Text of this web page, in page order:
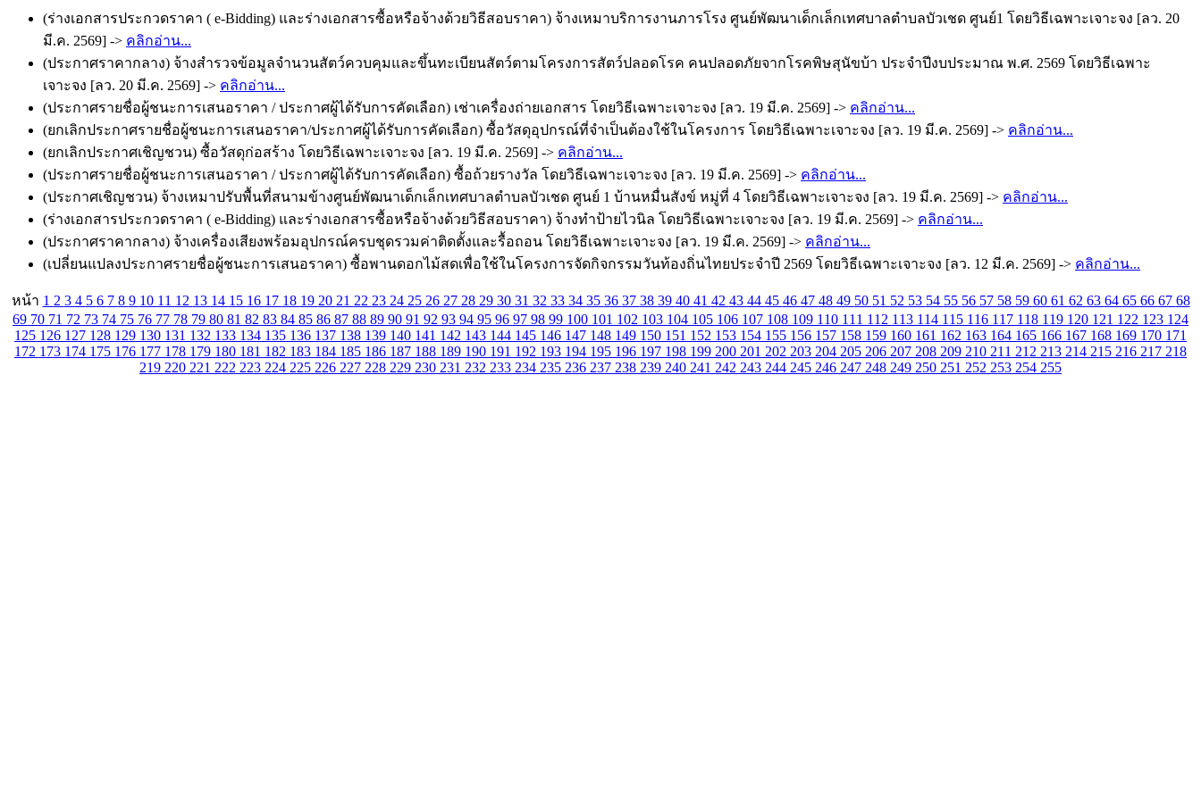
(ร่างเอกสารประกวดราคา ( e-Bidding) และร่างเอกสารซื้อหรือจ้างด้วยวิธีสอบราคา) จ้างเหมาบริการงานภารโรง ศูนย์พัฒนาเด็กเล็กเทศบาลตำบลบัวเชด ศูนย์1 โดยวิธีเฉพาะเจาะจง [ลว. 20
มี.ค. 2569] -> คลิกอ่าน...
(ประกาศราคากลาง) จ้างสำรวจข้อมูลจำนวนสัตว์ควบคุมและขึ้นทะเบียนสัตว์ตามโครงการสัตว์ปลอดโรค คนปลอดภัยจากโรคพิษสุนัขบ้า ประจำปีงบประมาณ พ.ศ. 2569 โดยวิธีเฉพาะ
เจาะจง [ลว. 20 มี.ค. 2569] -> คลิกอ่าน...
(ประกาศรายชื่อผู้ชนะการเสนอราคา / ประกาศผู้ได้รับการคัดเลือก) เช่าเครื่องถ่ายเอกสาร โดยวิธีเฉพาะเจาะจง [ลว. 19 มี.ค. 2569] -> คลิกอ่าน...
(ยกเลิกประกาศรายชื่อผู้ชนะการเสนอราคา/ประกาศผู้ได้รับการคัดเลือก) ซื้อวัสดุอุปกรณ์ที่จำเป็นต้องใช้ในโครงการ โดยวิธีเฉพาะเจาะจง [ลว. 19 มี.ค. 2569] -> คลิกอ่าน...
(ยกเลิกประกาศเชิญชวน) ซื้อวัสดุก่อสร้าง โดยวิธีเฉพาะเจาะจง [ลว. 19 มี.ค. 2569] -> คลิกอ่าน...
(ประกาศรายชื่อผู้ชนะการเสนอราคา / ประกาศผู้ได้รับการคัดเลือก) ซื้อถ้วยรางวัล โดยวิธีเฉพาะเจาะจง [ลว. 19 มี.ค. 2569] -> คลิกอ่าน...
(ประกาศเชิญชวน) จ้างเหมาปรับพื้นที่สนามข้างศูนย์พัฒนาเด็กเล็กเทศบาลตำบลบัวเชด ศูนย์ 1 บ้านหมื่นสังข์ หมู่ที่ 4 โดยวิธีเฉพาะเจาะจง [ลว. 19 มี.ค. 2569] -> คลิกอ่าน...
(ร่างเอกสารประกวดราคา ( e-Bidding) และร่างเอกสารซื้อหรือจ้างด้วยวิธีสอบราคา) จ้างทำป้ายไวนิล โดยวิธีเฉพาะเจาะจง [ลว. 19 มี.ค. 2569] -> คลิกอ่าน...
(ประกาศราคากลาง) จ้างเครื่องเสียงพร้อมอุปกรณ์ครบชุดรวมค่าติดตั้งและรื้อถอน โดยวิธีเฉพาะเจาะจง [ลว. 19 มี.ค. 2569] -> คลิกอ่าน...
(เปลี่ยนแปลงประกาศรายชื่อผู้ชนะการเสนอราคา) ซื้อพานดอกไม้สดเพื่อใช้ในโครงการจัดกิจกรรมวันท้องถิ่นไทยประจำปี 2569 โดยวิธีเฉพาะเจาะจง [ลว. 12 มี.ค. 2569] -> คลิกอ่าน...
หน้า 1 2 3 4 5 6 7 8 9 10 11 12 13 14 15 16 17 18 19 20 21 22 23 24 25 26 27 28 29 30 31 32 33 34 35 36 37 38 39 40 41 42 43 44 45 46 47 48 49 50 51 52 53 54 55 56 57 58 59 60 61 62 63 64 65 66 67 68
69 70 71 72 73 74 75 76 77 78 79 80 81 82 83 84 85 86 87 88 89 90 91 92 93 94 95 96 97 98 99 100 101 102 103 104 105 106 107 108 109 110 111 112 113 114 115 116 117 118 119 120 121 122 123 124
125 126 127 128 129 130 131 132 133 134 135 136 137 138 139 140 141 142 143 144 145 146 147 148 149 150 151 152 153 154 155 156 157 158 159 160 161 162 163 164 165 166 167 168 169 170 171
172 173 174 175 176 177 178 179 180 181 182 183 184 185 186 187 188 189 190 191 192 193 194 195 196 197 198 199 200 201 202 203 204 205 206 207 208 209 210 211 212 213 214 215 216 217 218
219 220 221 222 223 224 225 226 227 228 229 230 231 232 233 234 235 236 237 238 239 240 241 242 243 244 245 246 247 248 249 250 251 252 253 254 255